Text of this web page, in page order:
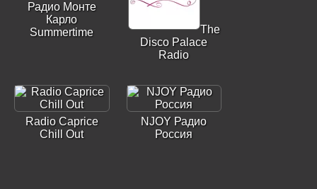
Радио Монте
Карло
Summertime
The
Disco Palace
Radio
Radio Caprice
Chill Out
NJOY Радио
Россия